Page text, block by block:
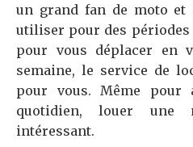
un grand fan de moto et
utiliser pour des périodes
pour vous déplacer en
semaine, le service de
pour vous. Même pour
quotidien, louer une
intéressant.